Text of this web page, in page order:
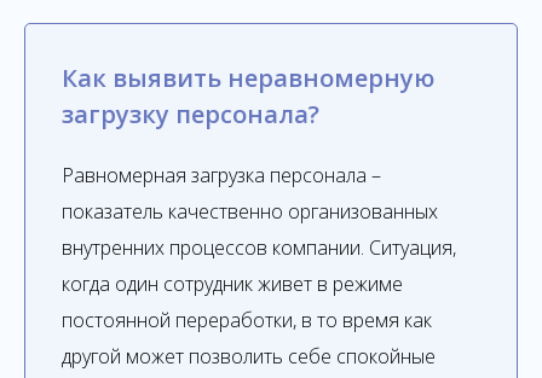
Как выявить неравномерную
загрузку персонала?
Равномерная загрузка персонала –
показатель качественно организованных
внутренних процессов компании. Ситуация,
когда один сотрудник живет в режиме
постоянной переработки, в то время как
другой может позволить себе спокойные